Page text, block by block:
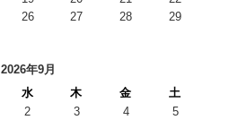
26 27 28
29
2026年9月
水 木 金
土
2 3 4
5